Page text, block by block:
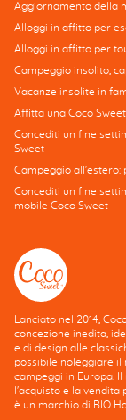
Aggiornamento della
Alloggi in affitto per
Alloggi in affitto per
Campeggio insolito,
Vacanze insolite in
Affitta una Coco
Concediti un fine
Sweet
Campeggio all'estero:
Concediti un fine
mobile Coco Sweet
Lanciato nel 2014,
concezione inedita,
e di design alle
possibile noleggiare il
campeggi in Europa.
l'acquisto e la vendita
è un marchio di BIO